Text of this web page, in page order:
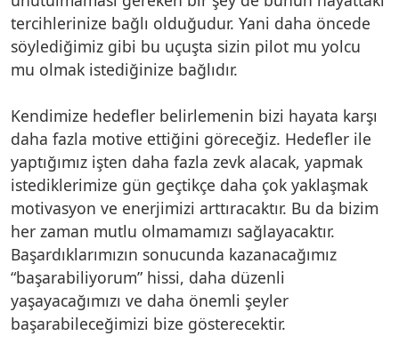
tercihlerinize bağlı olduğudur. Yani daha öncede
söylediğimiz gibi bu uçuşta sizin pilot mu yolcu
mu olmak istediğinize bağlıdır.
Kendimize hedefler belirlemenin bizi hayata karşı
daha fazla motive ettiğini göreceğiz. Hedefler ile
yaptığımız işten daha fazla zevk alacak, yapmak
istediklerimize gün geçtikçe daha çok yaklaşmak
motivasyon ve enerjimizi arttıracaktır. Bu da bizim
her zaman mutlu olmamamızı sağlayacaktır.
Başardıklarımızın sonucunda kazanacağımız
“başarabiliyorum” hissi, daha düzenli
yaşayacağımızı ve daha önemli şeyler
başarabileceğimizi bize gösterecektir.